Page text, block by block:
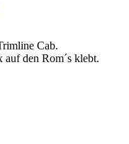
Cab.
auf den Rom´s klebt.